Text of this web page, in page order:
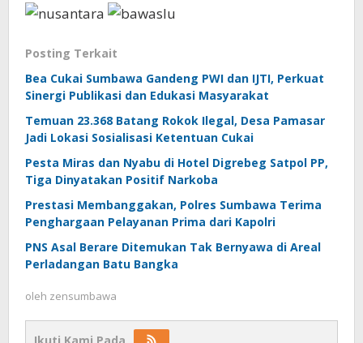
Posting Terkait
Bea Cukai Sumbawa Gandeng PWI dan IJTI, Perkuat
Sinergi Publikasi dan Edukasi Masyarakat
Temuan 23.368 Batang Rokok Ilegal, Desa Pamasar
Jadi Lokasi Sosialisasi Ketentuan Cukai
Pesta Miras dan Nyabu di Hotel Digrebeg Satpol PP,
Tiga Dinyatakan Positif Narkoba
Prestasi Membanggakan, Polres Sumbawa Terima
Penghargaan Pelayanan Prima dari Kapolri
PNS Asal Berare Ditemukan Tak Bernyawa di Areal
Perladangan Batu Bangka
oleh zensumbawa